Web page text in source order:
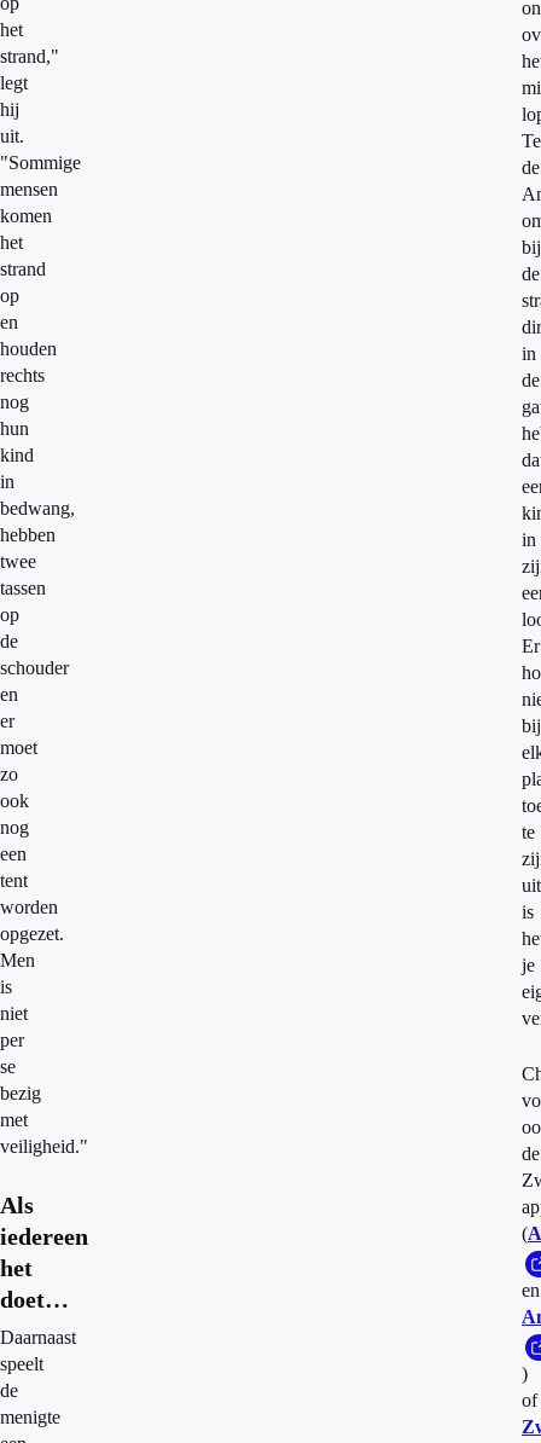
het
strand,"
legt
hij
uit.
"Sommige
mensen
komen
het
strand
op
en
houden
rechts
nog
hun
kind
in
bedwang,
hebben
twee
tassen
op
de
schouder
en
er
moet
zo
ook
nog
een
tent
worden
opgezet.
Men
is
niet
per
se
bezig
met
veiligheid."
Als
iedereen
het
doet…
Daarnaast
speelt
de
menigte
de
bij
de
in
de
in
Er
bij
te
is
je
de
(
en
)
of